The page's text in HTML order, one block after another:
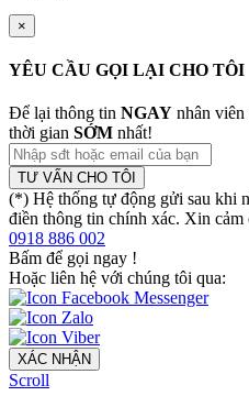
×
YÊU CẦU GỌI LẠI CHO TÔI
Để lại thông tin NGAY nhân viên
thời gian SỚM nhất!
TƯ VẤN CHO TÔI
(*) Hệ thống tự động gửi sau khi
điền thông tin chính xác. Xin cảm
0918 886 002
Bấm để gọi ngay !
Hoặc liên hệ với chúng tôi qua:
XÁC NHẬN
Scroll